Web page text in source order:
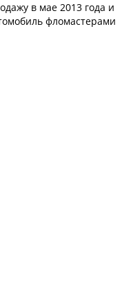
в мае 2013 года и
фломастерами